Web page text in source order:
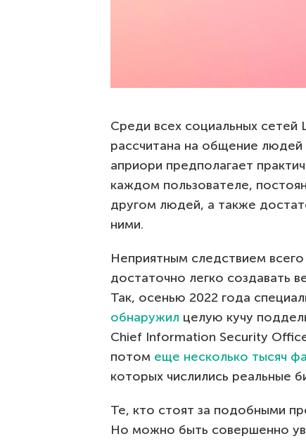
Среди всех социальных
рассчитана на общение
априори предполагает
каждом пользователе,
другом людей, а также
ними.
Неприятным следствием
достаточно легко создавать
Так, осенью 2022 года
обнаружил целую кучу
Chief Information Security
потом еще несколько тысяч
которых числились реальные
Те, кто стоят за подобными
Но можно быть совершенно